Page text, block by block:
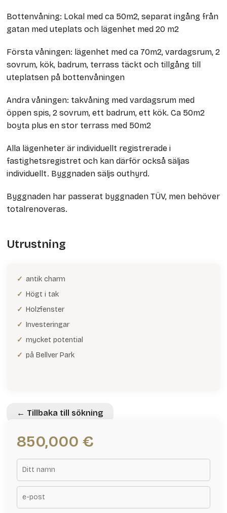
Bottenvåning: Lokal med ca 50m2, separat ingång från
gatan med uteplats och lägenhet med 20 m2
Första våningen: lägenhet med ca 70m2, vardagsrum, 2
sovrum, kök, badrum, terrass täckt och tillgång till
uteplatsen på bottenvåningen
Andra våningen: takvåning med vardagsrum med
öppen spis, 2 sovrum, ett badrum, ett kök. Ca 50m2
boyta plus en stor terrass med 50m2
Alla lägenheter är individuellt registrerade i
fastighetsregistret och kan därför också säljas
individuellt. Byggnaden säljs outhyrd.
Byggnaden har passerat byggnaden TÜV, men behöver
totalrenoveras.
Utrustning
antik charm
Högt i tak
Holzfenster
Investeringar
mycket potential
på Bellver Park
← Tillbaka till sökning
850,000 €